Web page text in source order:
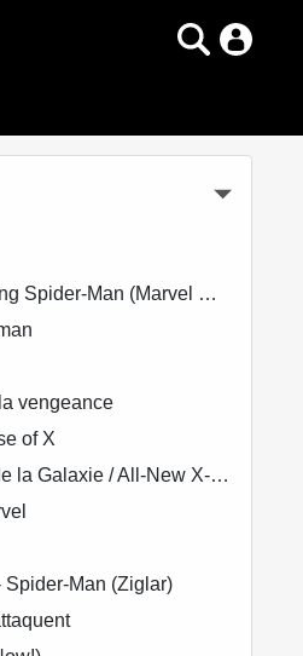
Man (Marvel Now!)
vengeance
of X
/ All-New X-Men - Le Vortex Noir
Spider-Man (Ziglar)